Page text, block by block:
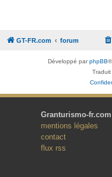
GT-FR.com forum
Développé parphpBB
Granturismo-fr.com
mentions légales
contact
flux rss